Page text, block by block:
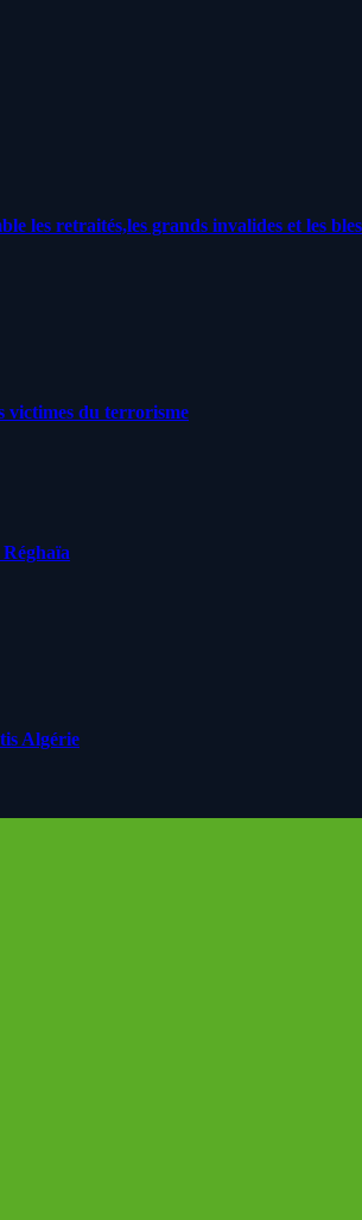
les retraités,les grands invalides et les
victimes du terrorisme
Algérie